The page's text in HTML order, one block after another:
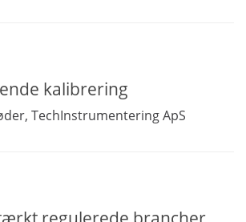
kalibrering
TechInstrumentering ApS